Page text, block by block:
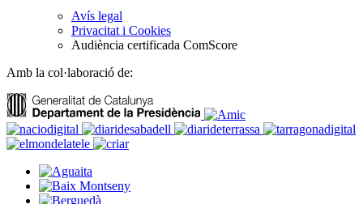
Avís legal
Privacitat i Cookies
Audiència certificada ComScore
Amb la col·laboració de: